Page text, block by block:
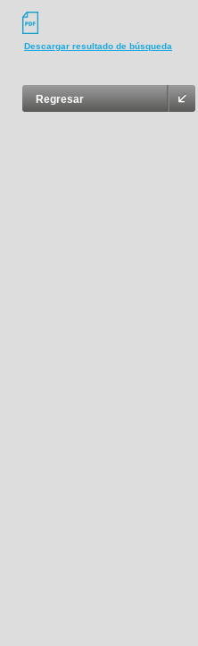
Descargar resultado de búsqueda
Regresar